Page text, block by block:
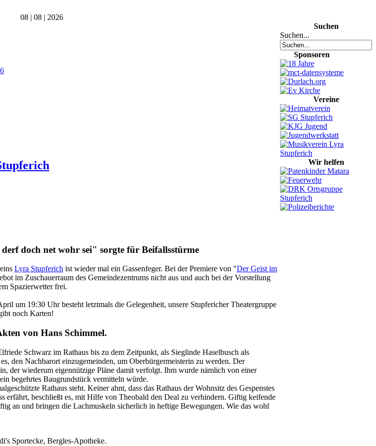
08 | 08 | 2026
doch net wohr sei" sorgte für Beifallsstürme
Lyra Stupferich ist wieder mal ein Gassenfeger. Bei der Premiere von "Der Geist im
im Zuschauerraum des Gemeindezentrums nicht aus und auch bei der Vorstellung
Spazierwetter frei.
um 19:30 Uhr besteht letztmals die Gelegenheit, unsere Stupfericher Theatergruppe
noch Karten!
von Hans Schimmel.
Schwarz im Rathaus bis zu dem Zeitpunkt, als Sieglinde Haselbusch als
den Nachbarort einzugemeinden, um Oberbürgermeisterin zu werden. Der
der wiederum eigennützige Pläne damit verfolgt. Ihm wurde nämlich von einer
begehrtes Baugrundstück vermitteln würde.
Rathaus steht. Keiner ahnt, dass das Rathaus der Wohnsitz des Gespenstes
erfährt, beschließt es, mit Hilfe von Theobald den Deal zu verhindern. Giftig keifende
an und bringen die Lachmuskeln sicherlich in heftige Bewegungen. Wie das wohl
Sportecke, Bergles-Apotheke.
Suchen
Suchen...
Sponsoren
Vereine
Wir helfen